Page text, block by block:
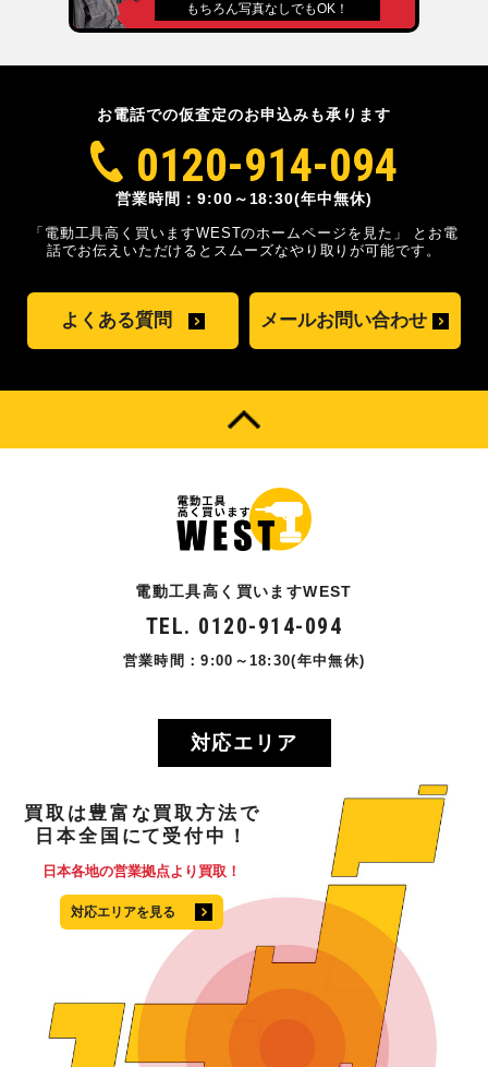
もちろん写真なしでもOK！
お電話での仮査定のお申込みも承ります
0120-914-094
営業時間：9:00～18:30(年中無休)
「電動工具高く買いますWESTのホームページを見た」
とお電
話でお伝えいただけるとスムーズなやり取りが可能です。
よくある質問 メールお問い合わせ
電動工具高く買いますWEST
TEL. 0120-914-094
営業時間：9:00～18:30(年中無休)
対応エリア
買取 は 豊富な買取方法で
日本全国 にて 受付中！
日本各地の営業拠点より買取！
対応エリアを見る